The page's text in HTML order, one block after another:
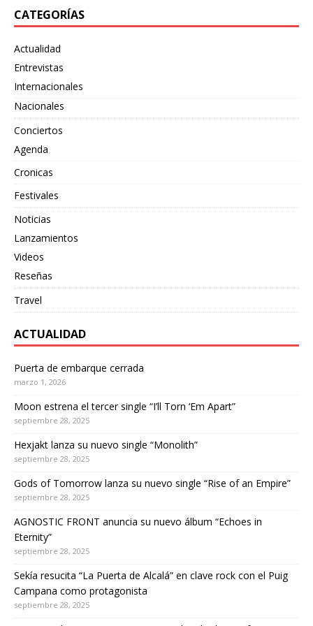
CATEGORÍAS
Actualidad
Entrevistas
Internacionales
Nacionales
Conciertos
Agenda
Cronicas
Festivales
Noticias
Lanzamientos
Videos
Reseñas
Travel
ACTUALIDAD
Puerta de embarque cerrada
marzo 1, 2026
Moon estrena el tercer single “I’ll Torn ‘Em Apart”
septiembre 28, 2025
Hexjakt lanza su nuevo single “Monolith”
septiembre 28, 2025
Gods of Tomorrow lanza su nuevo single “Rise of an Empire”
septiembre 28, 2025
AGNOSTIC FRONT anuncia su nuevo álbum “Echoes in
Eternity”
septiembre 28, 2025
Sekía resucita “La Puerta de Alcalá” en clave rock con el Puig
Campana como protagonista
septiembre 28, 2025